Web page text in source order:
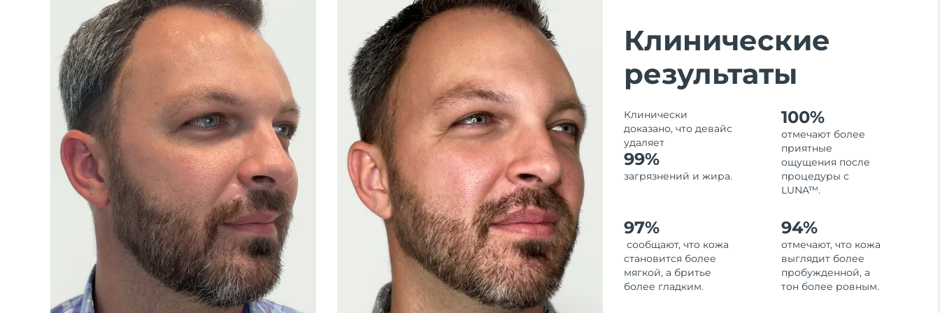
Клинические
результаты
Клинически
доказано, что девайс
удаляет
99%
загрязнений и жира.
100%
отмечают более
приятные
ощущения после
процедуры с
LUNA™.
97%
сообщают, что кожа
становится более
мягкой, а бритье
более гладким.
94%
отмечают, что кожа
выглядит более
пробужденной, а
тон более ровным.